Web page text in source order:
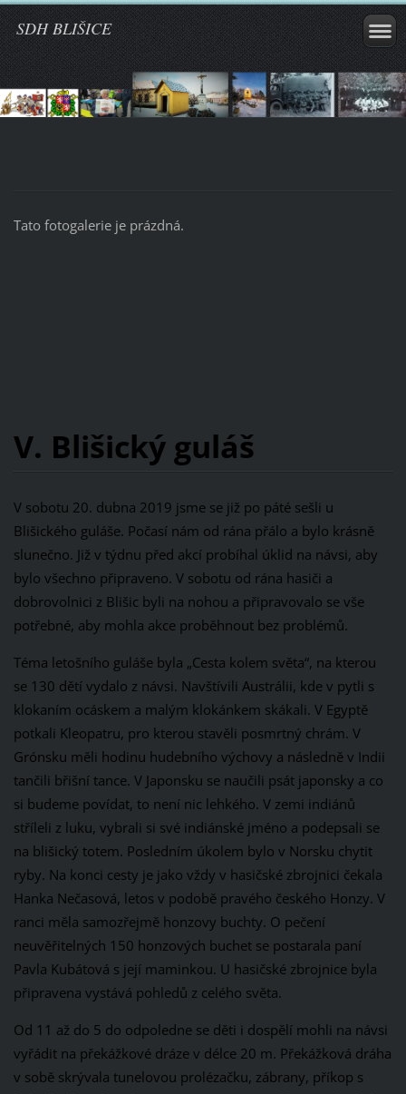
SDH BLIŠICE
Tato fotogalerie je prázdná.
V. Blišický guláš
V sobotu 20. dubna 2019 jsme se již po páté sešli u
Blišického guláše. Počasí nám od rána přálo a bylo krásně
slunečno. Již v týdnu před akcí probíhal úklid na návsi, aby
bylo všechno připraveno. V sobotu od rána hasiči a
dobrovolnici z Blišic byli na nohou a připravovalo se vše
potřebné, aby mohla akce proběhnout bez problémů.
Téma letošního guláše byla „Cesta kolem světa“, na kterou
se 130 dětí vydalo z návsi. Navštívili Austrálii, kde v pytli s
klokaním ocáskem a malým klokánkem skákali. V Egyptě
potkali Kleopatru, pro kterou stavěli posmrtný chrám. V
Grónsku měli hodinu hudebního výchovy a následně v Indii
tančili břišní tance. V Japonsku se naučili psát japonsky a co
si budeme povídat, to není nic lehkého. V zemi indiánů
stříleli z luku, vybrali si své indiánské jméno a podepsali se
na blišický totem. Posledním úkolem bylo v Norsku chytit
ryby. Na konci cesty je jako vždy v hasičské zbrojnici čekala
Hanka Nečasová, letos v podobě pravého českého Honzy. V
ranci měla samozřejmě honzovy buchty. O pečení
neuvěřitelných 150 honzových buchet se postarala paní
Pavla Kubátová s její maminkou. U hasičské zbrojnice byla
připravena vystává pohledů z celého světa.
Od 11 až do 5 do odpoledne se děti i dospělí mohli na návsi
vyřádit na překážkové dráze v délce 20 m. Překážková dráha
v sobě skrývala tunelovou prolézačku, zábrany, příkop s